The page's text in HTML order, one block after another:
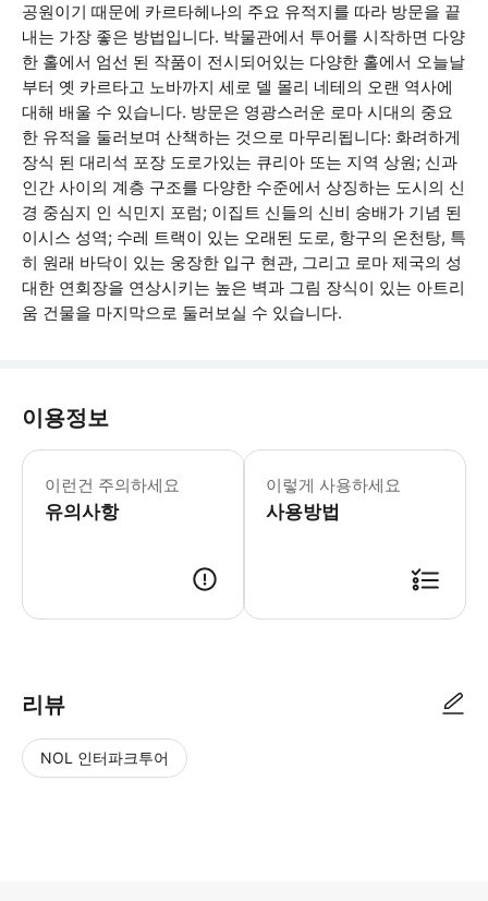
공원이기 때문에 카르타헤나의 주요 유적지를 따라 방문을 끝
내는 가장 좋은 방법입니다. 박물관에서 투어를 시작하면 다양
한 홀에서 엄선 된 작품이 전시되어있는 다양한 홀에서 오늘날
부터 옛 카르타고 노바까지 세로 델 몰리 네테의 오랜 역사에
대해 배울 수 있습니다. 방문은 영광스러운 로마 시대의 중요
한 유적을 둘러보며 산책하는 것으로 마무리됩니다: 화려하게
장식 된 대리석 포장 도로가있는 큐리아 또는 지역 상원; 신과
인간 사이의 계층 구조를 다양한 수준에서 상징하는 도시의 신
경 중심지 인 식민지 포럼; 이집트 신들의 신비 숭배가 기념 된
이시스 성역; 수레 트랙이 있는 오래된 도로, 항구의 온천탕, 특
히 원래 바닥이 있는 웅장한 입구 현관, 그리고 로마 제국의 성
대한 연회장을 연상시키는 높은 벽과 그림 장식이 있는 아트리
움 건물을 마지막으로 둘러보실 수 있습니다.
이용정보
이런건 주의하세요
유의사항
바우처는 필수입니다. 바우처 스크린
이렇게 사용하세요
사용방법
리뷰
NOL 인터파크투어